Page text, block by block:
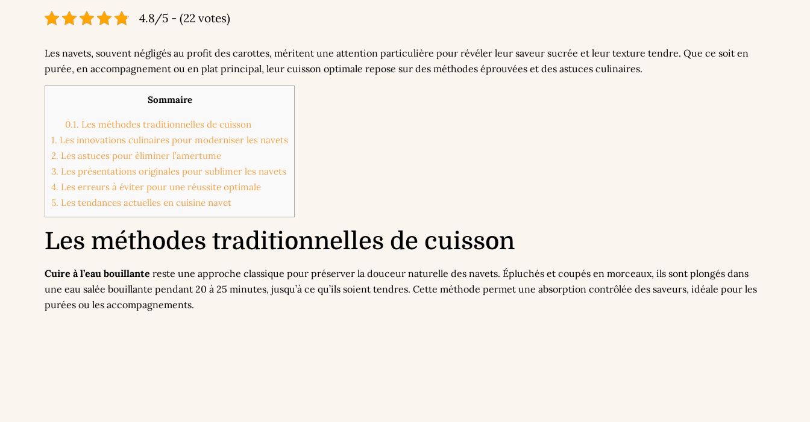
4.8/5 - (22 votes)
Les navets, souvent négligés au profit des carottes, méritent une attention particulière pour révéler leur saveur sucrée et leur texture tendre. Que ce soit en
purée, en accompagnement ou en plat principal, leur cuisson optimale repose sur des méthodes éprouvées et des astuces culinaires.
Sommaire
0.1. Les méthodes traditionnelles de cuisson
1. Les innovations culinaires pour moderniser les navets
2. Les astuces pour éliminer l’amertume
3. Les présentations originales pour sublimer les navets
4. Les erreurs à éviter pour une réussite optimale
5. Les tendances actuelles en cuisine navet
Les méthodes traditionnelles de cuisson
Cuire à l’eau bouillante reste une approche classique pour préserver la douceur naturelle des navets. Épluchés et coupés en morceaux, ils sont plongés dans
une eau salée bouillante pendant 20 à 25 minutes, jusqu’à ce qu’ils soient tendres. Cette méthode permet une absorption contrôlée des saveurs, idéale pour les
purées ou les accompagnements.